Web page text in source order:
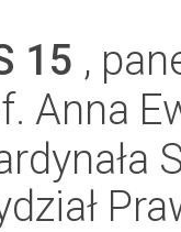
15 ,
Anna